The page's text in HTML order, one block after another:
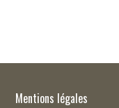
Mentions légales